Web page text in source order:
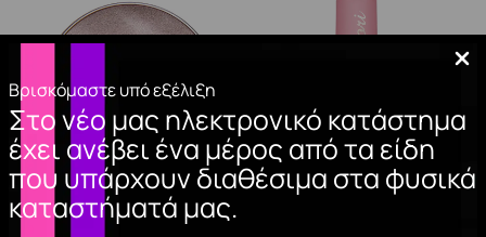
Βρισκόμαστε υπό εξέλιξη
Στο νέο μας ηλεκτρονικό κατάστημα
έχει ανέβει ένα μέρος από τα είδη
που υπάρχουν διαθέσιμα στα φυσικά
καταστήματά μας.
ΑΚΡΥΛΙΚΗ ΣΚΟΝΗ